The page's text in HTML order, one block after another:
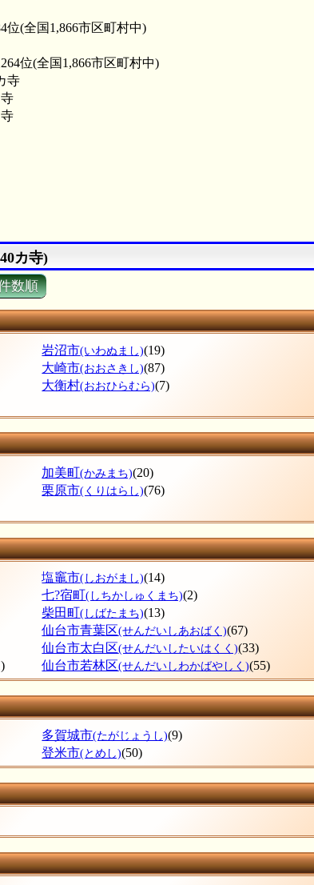
位(全国1,866市区町村中)
位(全国1,866市区町村中)
寺
カ寺)
数順
岩沼市(いわぬまし)(19)
大崎市(おおさきし)(87)
大衡村(おおひらむら)(7)
加美町(かみまち)(20)
栗原市(くりはらし)(76)
塩竈市(しおがまし)(14)
七?宿町(しちかしゅくまち)(2)
柴田町(しばたまち)(13)
仙台市青葉区(せんだいしあおばく)(67)
仙台市太白区(せんだいしたいはくく)(33)
仙台市若林区(せんだいしわかばやしく)(55)
多賀城市(たがじょうし)(9)
登米市(とめし)(50)